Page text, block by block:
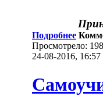
Подробнее
Просмотрело:
24-08-2016, 16:57